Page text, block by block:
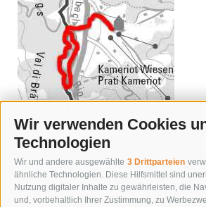
Wir verwenden Cookies
Technologien
Wir und andere ausgewählte 3 Drittparteien
ähnliche Technologien. Diese Hilfsmittel sind
Nutzung digitaler Inhalte zu gewährleisten, die
und, vorbehaltlich Ihrer Zustimmung, zu
« zurück